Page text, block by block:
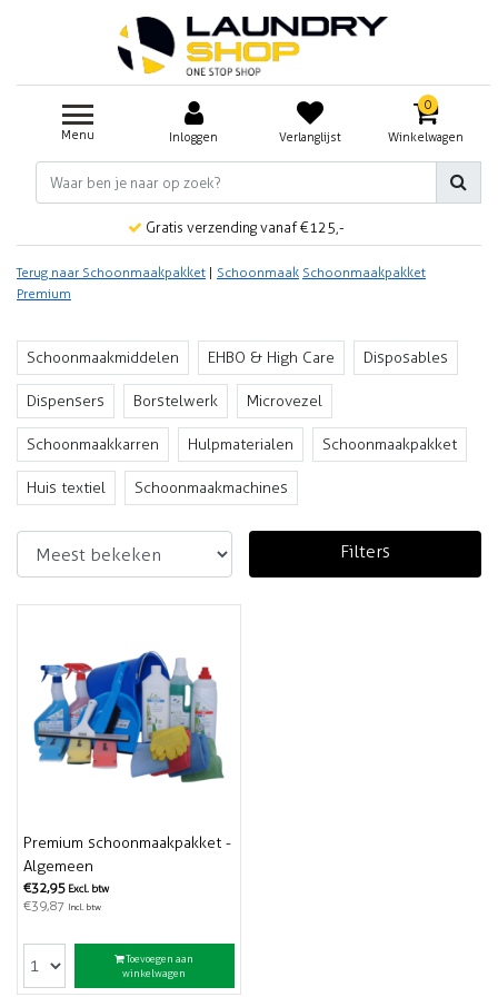
Menu Inloggen Verlanglijst
0
Winkelwagen
Gratis verzending vanaf €125,-
Terug naar Schoonmaakpakket Schoonmaak Schoonmaakpakket
Premium
Schoonmaakmiddelen EHBO & High Care Disposables
Dispensers Borstelwerk Microvezel
Schoonmaakkarren Hulpmaterialen Schoonmaakpakket
Huis textiel Schoonmaakmachines
Filters
Premium schoonmaakpakket -
Algemeen
€32,95 Excl. btw
€39,87 Incl. btw
Toevoegen aan
winkelwagen